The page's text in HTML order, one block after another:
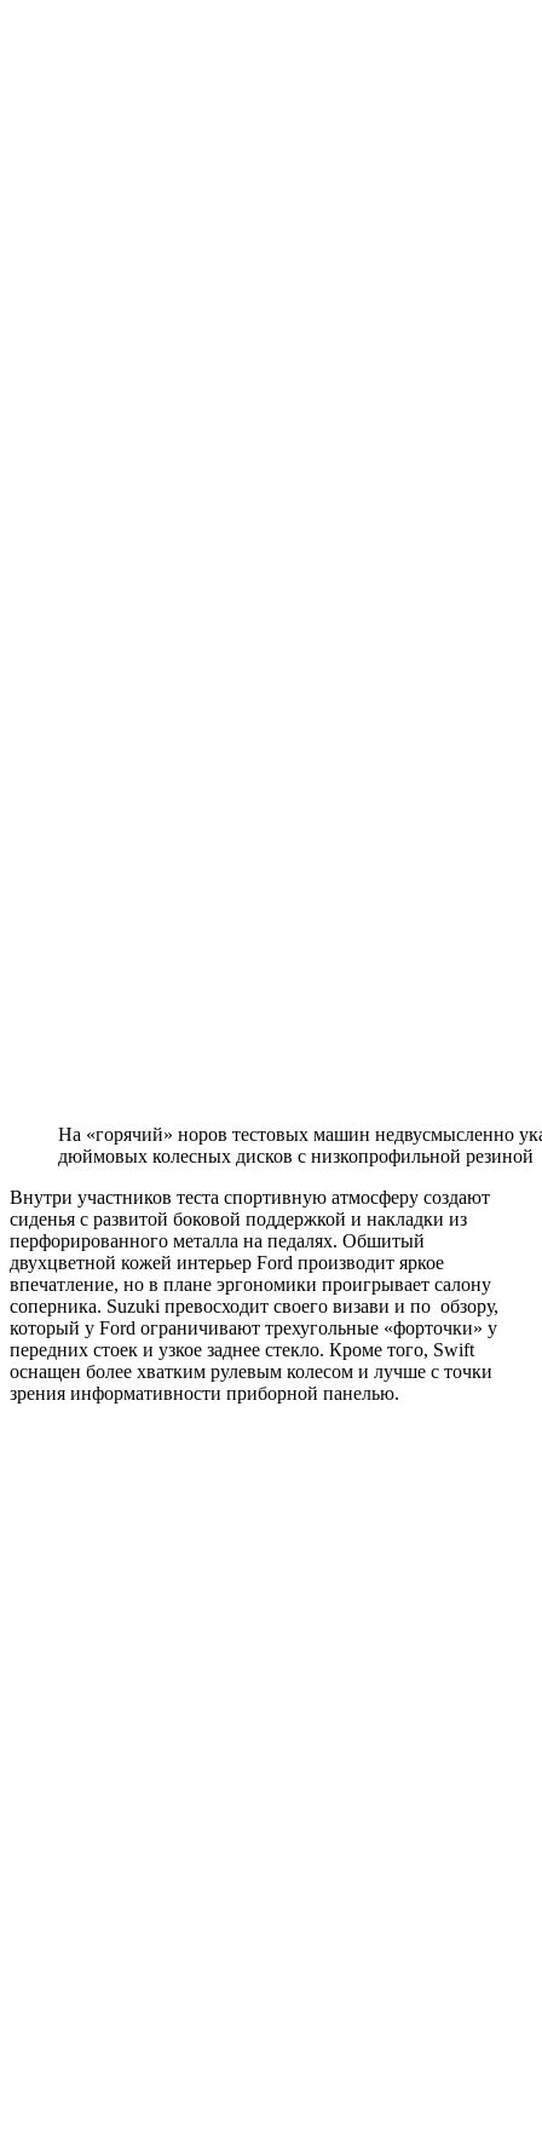
На «горячий» норов тестовых машин недвусмысленно
дюймовых колесных дисков с низкопрофильной резиной
Внутри участников теста спортивную атмосферу создают
сиденья с развитой боковой поддержкой и накладки из
перфорированного металла на педалях. Обшитый
двухцветной кожей интерьер Ford производит яркое
впечатление, но в плане эргономики проигрывает салону
соперника. Suzuki превосходит своего визави и по обзору,
который у Ford ограничивают трехугольные «форточки» у
передних стоек и узкое заднее стекло. Кроме того, Swift
оснащен более хватким рулевым колесом и лучше с точки
зрения информативности приборной панелью.